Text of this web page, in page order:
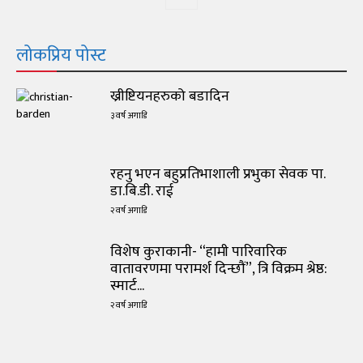
लोकप्रिय पोस्ट
ख्रीष्टियनहरुको बडादिन
३ वर्ष अगाडि
रहनु भएन बहुप्रतिभाशाली प्रभुका सेवक पा.
डा.बि.डी. राई
२ वर्ष अगाडि
विशेष कुराकानी- “हामी पारिवारिक
वातावरणमा परामर्श दिन्छौं”, त्रि विक्रम श्रेष्ठ:
स्मार्ट...
२ वर्ष अगाडि